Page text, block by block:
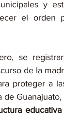
y
el orden
se
de la
proteger a
Guanajuato,